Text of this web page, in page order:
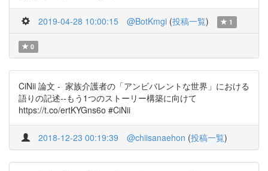
2019-04-28 10:00:15 @BotKmgi (投稿一覧) 1
0
CiNii 論文 - 家族介護者の「アンビバレントな世界」における
語りの記述--もう1つのストーリー構築に向けて
https://t.co/ertKYGns6o #CiNii
2018-12-23 00:19:39 @chiisanaehon (投稿一覧)